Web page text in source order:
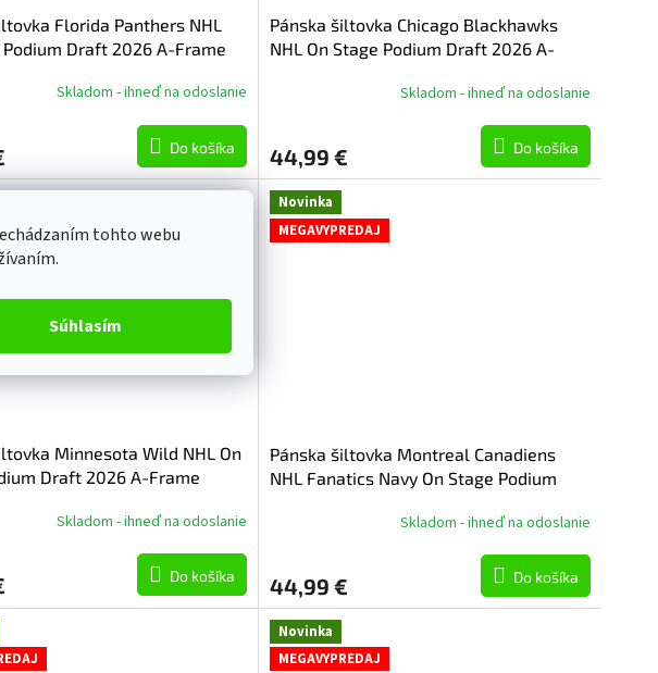
tohto webu
Súhlasím
Florida Panthers NHL
Podium Draft 2026 A-Frame
Skladom - ihneď na odoslanie
Do košíka
Pánska šiltovka Chicago Blackhawks
NHL On Stage Podium Draft 2026 A-
Skladom - ihneď na odoslanie
44,99 € Do košíka
Minnesota Wild NHL On
Draft 2026 A-Frame
Skladom - ihneď na odoslanie
Do košíka
Novinka
MEGAVYPREDAJ
Pánska šiltovka Montreal Canadiens
NHL Fanatics Navy On Stage Podium
Skladom - ihneď na odoslanie
44,99 € Do košíka
Novinka
MEGAVYPREDAJ